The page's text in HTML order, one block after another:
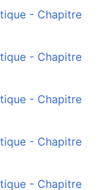
- Chapitre
- Chapitre
- Chapitre
- Chapitre
- Chapitre